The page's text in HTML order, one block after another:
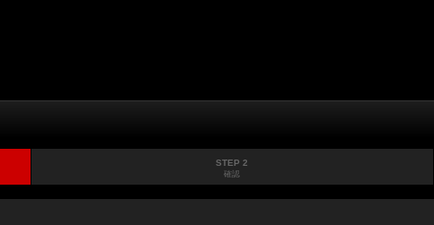
STEP 2
確認